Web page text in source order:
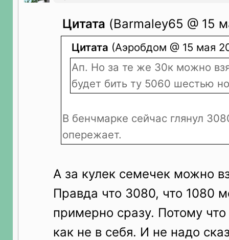
Цитата (Barmaley65 @ 15
Цитата (Аэробдом @ 15 мая
Ап. Но за те же 30к можно
будет бить ту 5060 шестью
В бенчмарке сейчас глянул
опережает.
А за кулек семечек можно
Правда что 3080, что 1080
примерно сразу. Потому
как не в себя. И не надо